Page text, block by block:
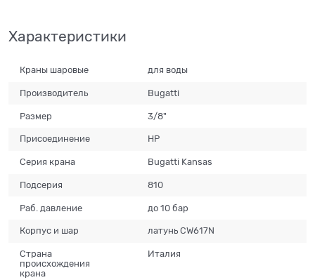
Характеристики
Краны шаровые для воды
Производитель Bugatti
Размер 3/8"
Присоединение НР
Серия крана Bugatti Kansas
Подсерия 810
Раб. давление до 10 бар
Корпус и шар латунь CW617N
Страна
происхождения
крана
Италия